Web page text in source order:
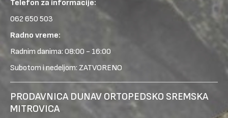
Telefon za informacije:
062 650 503
Radno vreme:
Radnim danima: 08:00 - 16:00
Subotom i nedeljom: ZATVORENO
PRODAVNICA DUNAV ORTOPEDSKO SREMSKA
MITROVICA